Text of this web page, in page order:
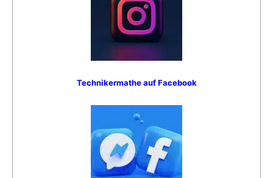
Technikermathe auf Facebook